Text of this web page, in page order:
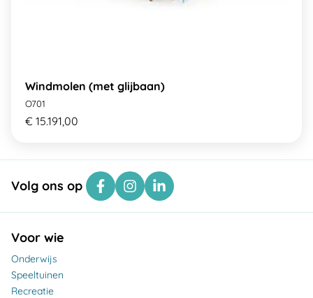
Windmolen (met glijbaan)
O701
€ 15.191,00
Volg ons op
Voor wie
Onderwijs
Speeltuinen
Recreatie